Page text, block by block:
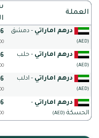
العملة
درهم اماراتي - دمشق
(AED)
درهم اماراتي - حلب
(AED)
درهم اماراتي - ادلب
(AED)
درهم اماراتي -
الحسكة (AED)